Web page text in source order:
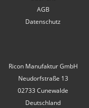
AGB
Datenschutz
Ricon Manufaktur GmbH
Neudorfstraße 13
02733 Cunewalde
Deutschland